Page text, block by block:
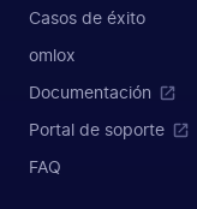
Casos de éxito
omlox
Documentación
Portal de soporte
FAQ